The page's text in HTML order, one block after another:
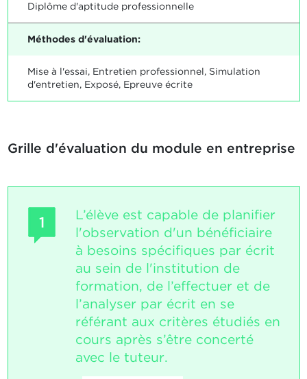
Diplôme d'aptitude professionnelle
Méthodes d'évaluation:
Mise à l'essai, Entretien professionnel, Simulation
d'entretien, Exposé, Epreuve écrite
Grille d'évaluation du module en entreprise
1
L’élève est capable de planifier
l'observation d'un bénéficiaire
à besoins spécifiques par écrit
au sein de l'institution de
formation, de l’effectuer et de
l’analyser par écrit en se
référant aux critères étudiés en
cours après s’être concerté
avec le tuteur.